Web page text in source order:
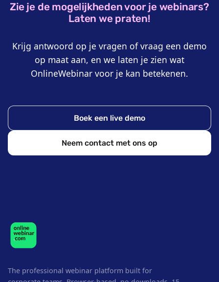
Zie je de mogelijkheden voor je webinars?
Laten we praten!
Krijg antwoord op je vragen of vraag een demo
op maat aan, en we laten je zien wat
OnlineWebinar voor je kan betekenen.
Boek een live demo
Neem contact met ons op
The professional webinar platform built for